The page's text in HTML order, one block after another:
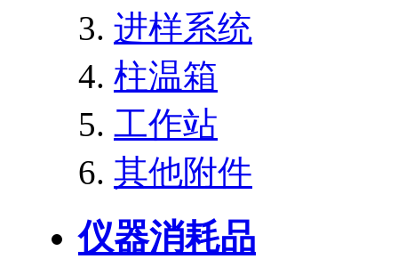
进样系统
柱温箱
工作站
其他附件
仪器消耗品